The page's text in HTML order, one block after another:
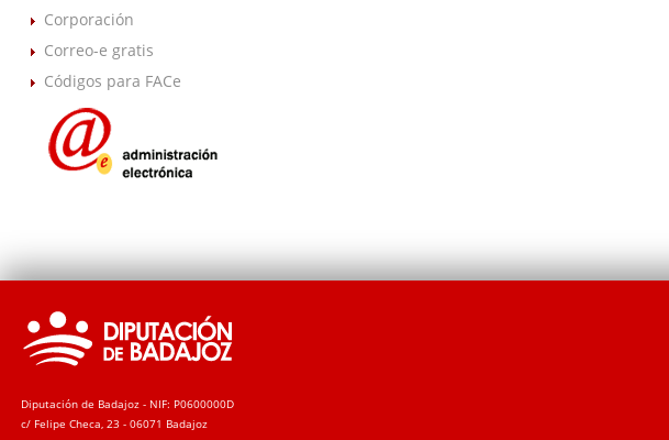
Corporación
Correo-e gratis
Códigos para FACe
Diputación de Badajoz - NIF: P0600000D
c/ Felipe Checa, 23 - 06071 Badajoz